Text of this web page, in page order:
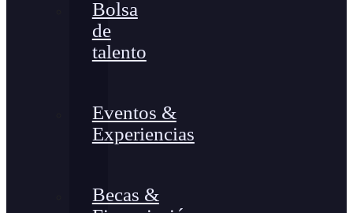
Bolsa
de
talento
Eventos &
Experiencias
Becas &